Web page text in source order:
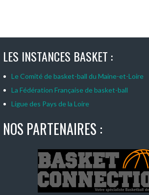
LES INSTANCES BASKET :
Le Comité de basket-ball du Maine-et-Loire
La Fédération Française de basket-ball
Ligue des Pays de la Loire
NOS PARTENAIRES :